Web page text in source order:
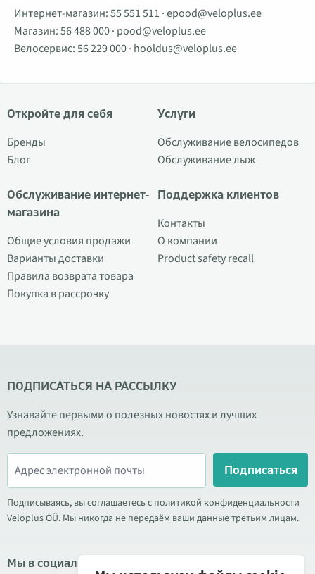
Интернет-магазин:55 551 511 ·epood@veloplus.ee
Магазин:56 488 000· pood@veloplus.ee
Велосервис:56 229 000· hooldus@veloplus.ee
Откройте для себя
Бренды
Блог
Обслуживание интернет-
магазина
Общие условия продажи
Варианты доставки
Правила возврата товара
Покупка в рассрочку
Услуги
Обслуживание велосипедов
Обслуживание лыж
Поддержка клиентов
Контакты
О компании
Product safety recall
ПОДПИСАТЬСЯ НА РАССЫЛКУ
Узнавайте первыми о полезных новостях и лучших
предложениях.
Подписаться
Подписываясь, вы соглашаетесь с политикой конфиденциальности
Veloplus OÜ. Мы никогда не передаём ваши данные третьим лицам.
Мы в социальных сетях